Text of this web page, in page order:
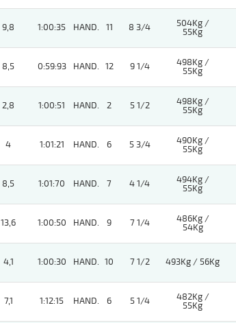
9,8 1:00:35 HAND. 11 8 3/4
504Kg /
55Kg
8,5 0:59:93 HAND. 12 9 1/4
498Kg /
55Kg
2,8 1:00:51 HAND. 2 5 1/2
498Kg /
55Kg
4 1:01:21 HAND. 6 5 3/4
490Kg /
55Kg
8,5 1:01:70 HAND. 7 4 1/4
494Kg /
55Kg
13,6 1:00:50 HAND. 9 7 1/4
486Kg /
54Kg
4,1 1:00:30 HAND. 10 7 1/2 493Kg / 56Kg
7,1 1:12:15 HAND. 6 5 1/4
482Kg /
55Kg